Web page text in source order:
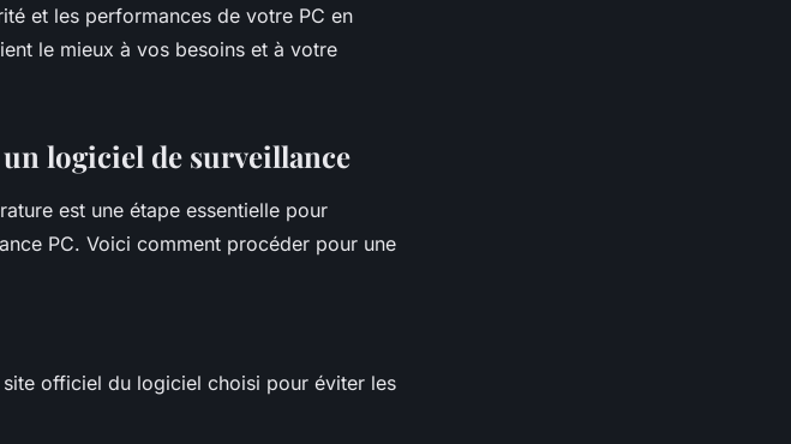
et les performances de votre PC en
le mieux à vos besoins et à votre
logiciel de surveillance
est une étape essentielle pour
PC. Voici comment procéder pour une
officiel du logiciel choisi pour éviter les